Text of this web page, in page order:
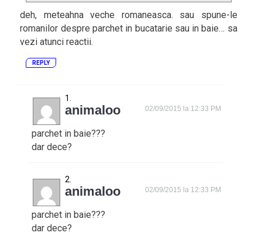
deh, meteahna veche romaneasca. sau spune-le
romanilor despre parchet in bucatarie sau in baie… sa
vezi atunci reactii.
REPLY
animaloo 02/09/2015 la 12:33 PM
parchet in baie???
dar dece?
animaloo 02/09/2015 la 12:33 PM
parchet in baie???
dar dece?